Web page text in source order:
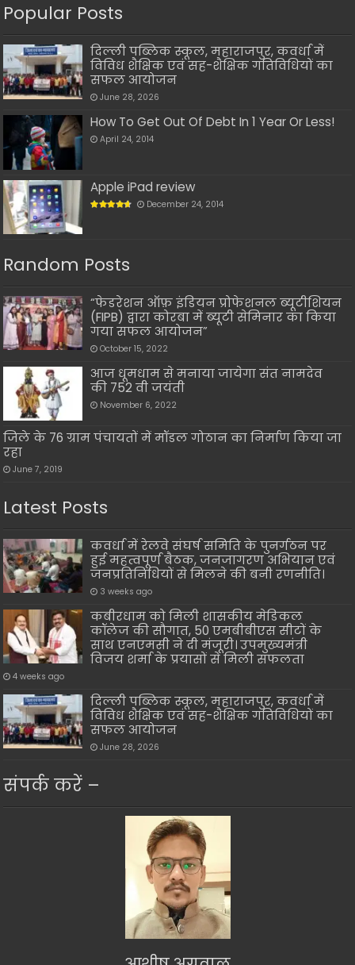
Popular Posts
दिल्ली पब्लिक स्कूल, महाराजपुर, कवर्धा में
विविध शैक्षिक एवं सह-शैक्षिक गतिविधियों का
सफल आयोजन
June 28, 2026
How To Get Out Of Debt In 1 Year Or Less!
April 24, 2014
Apple iPad review
December 24, 2014
Random Posts
“फेडरेशन ऑफ़ इंडियन प्रोफेशनल ब्यूटीशियन
(FIPB) द्वारा कोरबा में ब्यूटी सेमिनार का किया
गया सफल आयोजन”
October 15, 2022
आज धूमधाम से मनाया जायेगा संत नामदेव
की 752 वी जयंती
November 6, 2022
जिले के 76 ग्राम पंचायतों में मॉडल गोठान का निर्माण किया जा
रहा
June 7, 2019
Latest Posts
कवर्धा में रेलवे संघर्ष समिति के पुनर्गठन पर
हुई महत्वपूर्ण बैठक, जनजागरण अभियान एवं
जनप्रतिनिधियों से मिलने की बनी रणनीति।
3 weeks ago
कबीरधाम को मिली शासकीय मेडिकल
कॉलेज की सौगात, 50 एमबीबीएस सीटों के
साथ एनएमसी ने दी मंजूरी। उपमुख्यमंत्री
विजय शर्मा के प्रयासों से मिली सफलता
4 weeks ago
दिल्ली पब्लिक स्कूल, महाराजपुर, कवर्धा में
विविध शैक्षिक एवं सह-शैक्षिक गतिविधियों का
सफल आयोजन
June 28, 2026
संपर्क करें –